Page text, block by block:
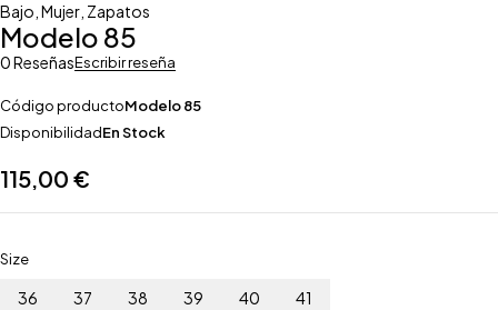
Bajo Mujer Zapatos
Modelo 85
0 ReseñasEscribir reseña
Código productoModelo 85
DisponibilidadEn Stock
115,00 €
Size
36 37 38 39 40 41